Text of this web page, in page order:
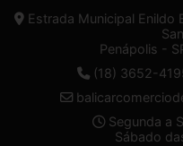
Estrada Municipal Enildo
Penápolis -
(18) 3652-
Segunda a
Sábado